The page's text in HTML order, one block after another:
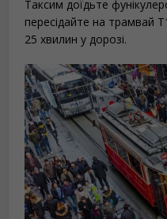
Таксим доїдьте
пересідайте на трамвай
25 хвилин у дорозі.